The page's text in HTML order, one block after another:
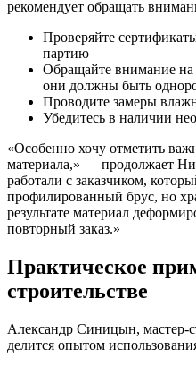
рекомендует обращать
Проверяйте
партию
Обращайте внимание
они должны быть
Проводите замеры
Убедитесь в наличии
«Особенно хочу отметить
материала,» — продолжает
работали с заказчиком,
профилированный брус, но
результате материал
повторный заказ.»
Практическое
строительстве
Александр Синицын, мастер-
делится опытом